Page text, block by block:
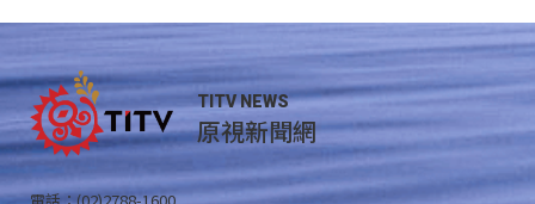
TITV NEWS
原視新聞網